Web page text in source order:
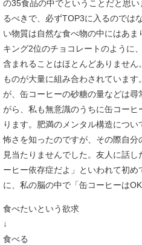
の35食品の中でということだと思
るべきで、必ずTOP3に入るのでは
い物質は自然な食べ物の中にはあ
キング2位のチョコレートのように
含まれることはほとんどありませ
ものが大量に組み合わされていま
が、缶コーヒーの砂糖の量などは
がら、私も無意識のうちに缶コー
ります。肥満のメンタル構造につ
怖さを知ったのですが、その際自
見当たりませんでした。友人に話
ーヒー依存症だよ」といわれて初
に、私の脳の中で「缶コーヒーは
食べたいという欲求
↓
食べる